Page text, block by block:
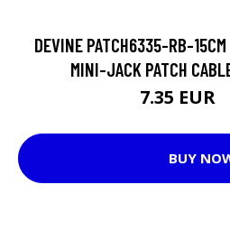
DEVINE PATCH6335-RB-15CM
MINI-JACK PATCH
7.35 EUR
BUY